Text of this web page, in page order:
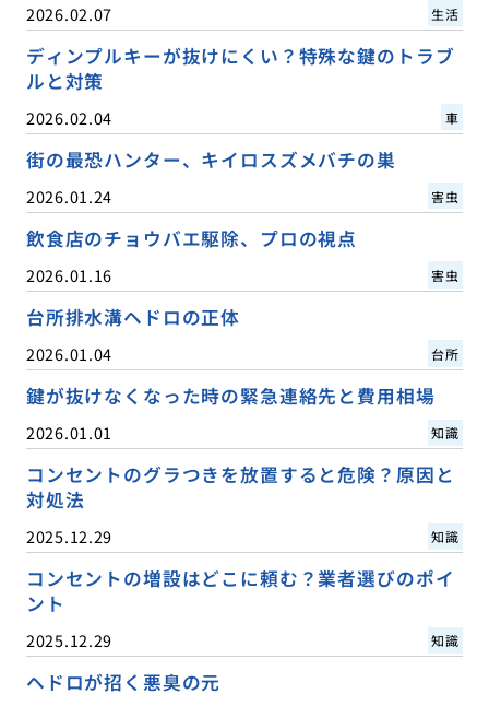
2026.02.07 生活
ディンプルキーが抜けにくい？特殊な鍵のトラブ
ルと対策
2026.02.04 車
街の最恐ハンター、キイロスズメバチの巣
2026.01.24 害虫
飲食店のチョウバエ駆除、プロの視点
2026.01.16 害虫
台所排水溝ヘドロの正体
2026.01.04 台所
鍵が抜けなくなった時の緊急連絡先と費用相場
2026.01.01 知識
コンセントのグラつきを放置すると危険？原因と
対処法
2025.12.29 知識
コンセントの増設はどこに頼む？業者選びのポイ
ント
2025.12.29 知識
ヘドロが招く悪臭の元